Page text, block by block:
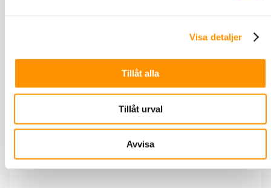
Visa detaljer
Tillåt alla
Tillåt urval
Avvisa
Tykoflex Skarvskåp T808 utan lucka och
botten